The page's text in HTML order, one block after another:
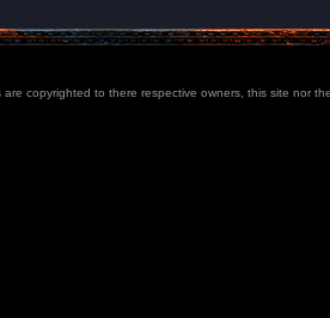
are copyrighted to there respective owners, this site nor